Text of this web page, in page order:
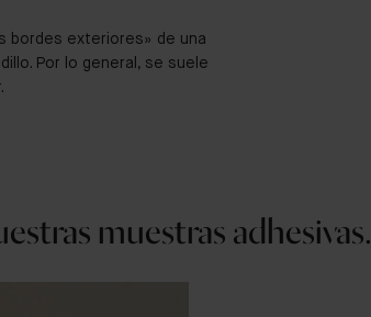
bordes exteriores» de una
Por lo general, se suele
muestras adhesivas.